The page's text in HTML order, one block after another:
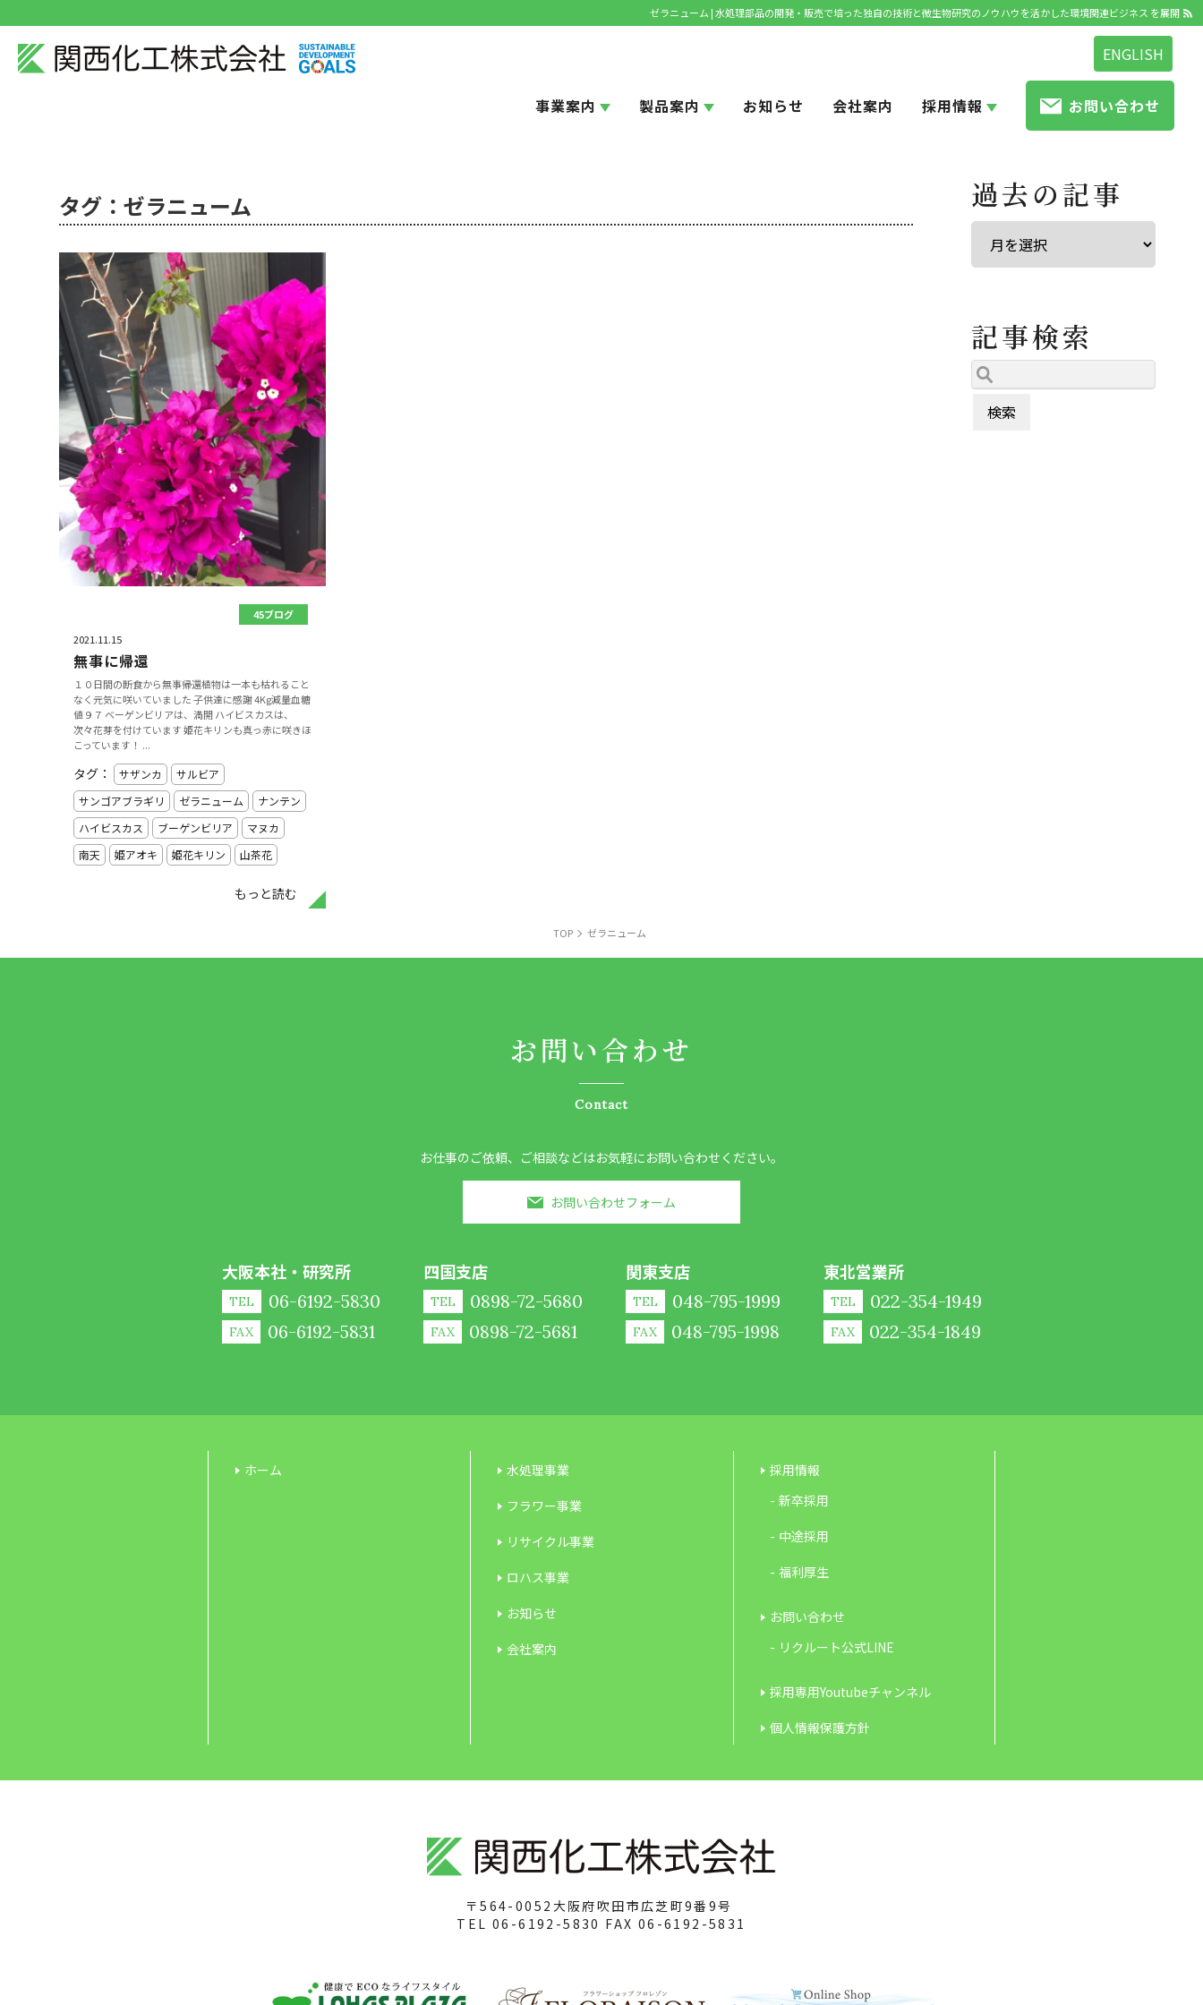
ゼラニューム | 水処理部品の開発・販売で培った独自の技術と微生物研究のノウハウを活かした環境関連ビジネス を展開
ENGLISH
事業案内 製品案内 お知らせ 会社案内 採用情報 お問い合わせ
タグ：ゼラニューム
45ブログ
2021.11.15
無事に帰還
１０日間の断食から無事帰還植物は一本も枯れること
なく元気に咲いていました 子供達に感謝 4Kg減量血糖
値９７ ベーゲンビリアは、満開 ハイビスカスは、
次々花芽を付けています 姫花キリンも真っ赤に咲きほ
こっています！ ...
もっと読む
タグ： サザンカ
サルビア
サンゴアブラギリ
ゼラニューム
ナンテン
ハイビスカス
ブーゲンビリア
マヌカ
南天
姫アオキ 姫花キリン 山茶花
過去の記事
記事検索
TOP ゼラニューム
お問い合わせ
Contact
お仕事のご依頼、ご相談などはお気軽にお問い合わせください。
お問い合わせフォーム
大阪本社・研究所
TEL 06-6192-5830
FAX 06-6192-5831
四国支店
TEL 0898-72-5680
FAX 0898-72-5681
関東支店
TEL 048-795-1999
FAX 048-795-1998
東北営業所
TEL 022-354-1949
FAX 022-354-1849
ホーム
水処理事業
フラワー事業
リサイクル事業
ロハス事業
お知らせ
会社案内
採用情報
新卒採用
中途採用
福利厚生
お問い合わせ
リクルート公式LINE
採用専用Youtubeチャンネル
個人情報保護方針
〒564-0052 大阪府吹田市広芝町9番9号
TEL 06-6192-5830 FAX 06-6192-5831